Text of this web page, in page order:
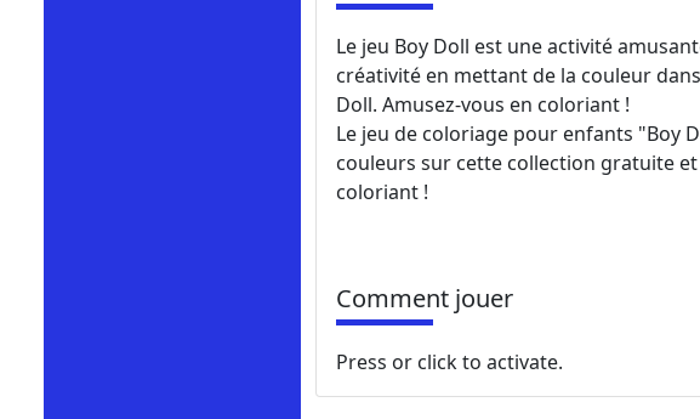
Le jeu Boy Doll est une activité
créativité en mettant de la couleur
Doll. Amusez-vous en coloriant !
Le jeu de coloriage pour enfants "Boy
couleurs sur cette collection gratuite
coloriant !
Comment jouer
Press or click to activate.